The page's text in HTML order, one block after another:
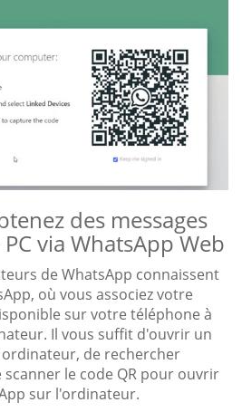
des messages
via WhatsApp Web
de WhatsApp connaissent
où vous associez votre
sur votre téléphone à
Il vous suffit d'ouvrir un
de rechercher
scanner le code QR pour ouvrir
sur l'ordinateur.